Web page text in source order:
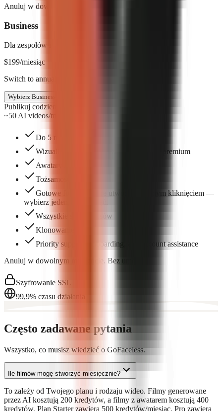
Anuluj w dowolnym momencie. Bez umów.
Business
Dla zespołów i agencji
$199/miesiąc
Switch to annual & save $398
Wybierz Business
Publikuj codziennie
~50 AI videos/mo
Do 5 miejsc w zespole
Wizualia generowane przez AI — silnik premium
Awatary AI
Tożsamość marki
Gotowe formaty, które utworzysz jednym kliknięciem —
wybierz jeden, aby zacząć.
Wszystkie style napisów
Klonowanie głosu
Priority support, onboarding, and account assistance
Anuluj w dowolnym momencie. Bez umów.
Szyfrowanie SSL
99,9% czasu działania
Często zadawane pytania
Wszystko, co musisz wiedzieć o GoFaceless.
Ile filmów mogę stworzyć miesięcznie?
To zależy od Twojego planu i rodzaju wideo. Filmy generowane
przez AI kosztują 200 kredytów, a filmy z awatarem kosztują 400
kredytów. Plan Starter zawiera 500 kredytów/miesiąc, Pro zawiera